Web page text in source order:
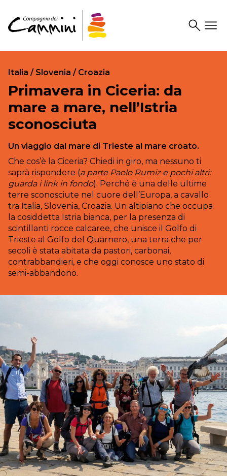
SearchDrawer
Italia / Slovenia / Croazia
Primavera in Ciceria: da
mare a mare, nell’Istria
sconosciuta
Un viaggio dal mare di Trieste al mare croato.
Che cos’è la Ciceria? Chiedi in giro, ma nessuno ti
saprà rispondere (a parte Paolo Rumiz e pochi altri:
guarda i link in fondo). Perché è una delle ultime
terre sconosciute nel cuore dell’Europa, a cavallo
tra Italia, Slovenia, Croazia. Un altipiano che occupa
la cosiddetta Istria bianca, per la presenza di
scintillanti rocce calcaree, che unisce il Golfo di
Trieste al Golfo del Quarnero, una terra che per
secoli è stata abitata da pastori, carbonai,
contrabbandieri, e che oggi conosce uno stato di
semi-abbandono.